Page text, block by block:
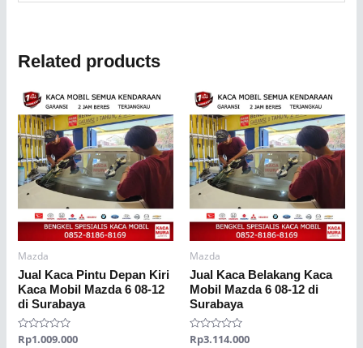
Related products
Mazda
Jual Kaca Pintu Depan Kiri
Kaca Mobil Mazda 6 08-12
di Surabaya
Rated
Rp1.009.000
Mazda
Jual Kaca Belakang Kaca
Mobil Mazda 6 08-12 di
Surabaya
Rated
Rp3.114.000